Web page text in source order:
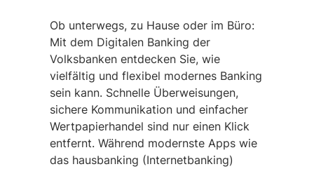
Ob unterwegs, zu Hause oder im Büro:
Mit dem Digitalen Banking der
Volksbanken entdecken Sie, wie
vielfältig und flexibel modernes Banking
sein kann. Schnelle Überweisungen,
sichere Kommunikation und einfacher
Wertpapierhandel sind nur einen Klick
entfernt. Während modernste Apps wie
das hausbanking (Internetbanking)